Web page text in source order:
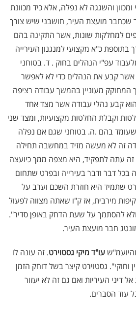
והשגגה לא נפלה, אלא כיד מכוונת
שכחבר מועצת העיר, חושבני שיש צורך
למחלקות שונות, אשר התקינה בהם
בתוספת כ"א מקצועי למנגנון העירייה
עפ"י הנהלים בחוק . ד. בטוחני
קבע את הנהלים כדי לא לאפשר
המחוקק מעוניין בהמשך עבודה רציפה
קבע נהלי עבודה אשר מצד אחד
וקבלת החלטות מקצועיות, ומצד שני
שעומד בהם .ה. בטוחני שגם אם נפלה
זה לא מעשה מזיד במחשבה תחילה
עתה לתפקיד, היא מצפה ממך כיועצה
דבר ודבר בעירייה ובפרט שתחום
שתמיד היא חוזרת השכם וערב על
מירבית, אז ק"ו שאתה מצווה לפעול
להסתמך על שעת הדחק באופן סדיר".
חבר מועצת העיר.
עו"ד מיקי גסטוירט. זה עונה לו
גסטוירט קיצר בשל דוחק הזמן
דיני העיריות ואם גם זה לא יעזור
עוד הסברים.